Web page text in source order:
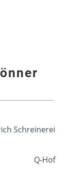
Schreinerei
Q-Hof